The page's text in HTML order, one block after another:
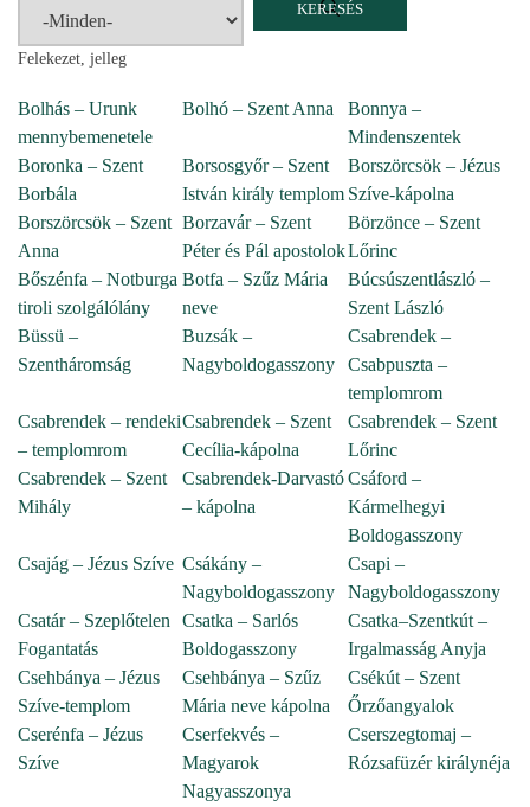
Felekezet, jelleg
Bolhás – Urunk
mennybemenetele
Bolhó – Szent Anna
Bonnya –
Mindenszentek
Boronka – Szent
Borbála
Borsosgyőr – Szent
István király templom
Borszörcsök – Jézus
Szíve-kápolna
Borszörcsök – Szent
Anna
Borzavár – Szent
Péter és Pál apostolok
Börzönce – Szent
Lőrinc
Bőszénfa – Notburga
tiroli szolgálólány
Botfa – Szűz Mária
neve
Búcsúszentlászló –
Szent László
Büssü –
Szentháromság
Buzsák –
Nagyboldogasszony
Csabrendek –
Csabpuszta –
templomrom
Csabrendek – rendeki
– templomrom
Csabrendek – Szent
Cecília-kápolna
Csabrendek – Szent
Lőrinc
Csabrendek – Szent
Mihály
Csabrendek-Darvastó
– kápolna
Csáford –
Kármelhegyi
Boldogasszony
Csajág – Jézus Szíve Csákány –
Nagyboldogasszony
Csapi –
Nagyboldogasszony
Csatár – Szeplőtelen
Fogantatás
Csatka – Sarlós
Boldogasszony
Csatka–Szentkút –
Irgalmasság Anyja
Csehbánya – Jézus
Szíve-templom
Csehbánya – Szűz
Mária neve kápolna
Csékút – Szent
Őrzőangyalok
Cserénfa – Jézus
Szíve
Cserfekvés –
Magyarok
Nagyasszonya
Cserszegtomaj –
Rózsafüzér királynéja